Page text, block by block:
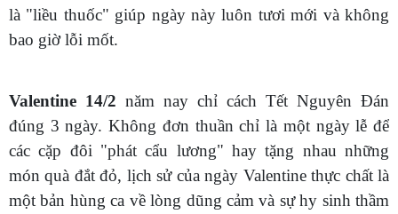
là "liều thuốc" giúp ngày này luôn tươi mới và không
bao giờ lỗi mốt.
Valentine 14/2 năm nay chỉ cách Tết Nguyên Đán
đúng 3 ngày. Không đơn thuần chỉ là một ngày lễ để
các cặp đôi "phát cẩu lương" hay tặng nhau những
món quà đắt đỏ, lịch sử của ngày Valentine thực chất là
một bản hùng ca về lòng dũng cảm và sự hy sinh thầm